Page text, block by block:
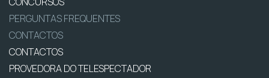
PERGUNTAS FREQUENTES
CONTACTOS
CONTACTOS
PROVEDORA DO TELESPECTADOR